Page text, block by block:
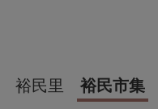
裕民里 裕民市集